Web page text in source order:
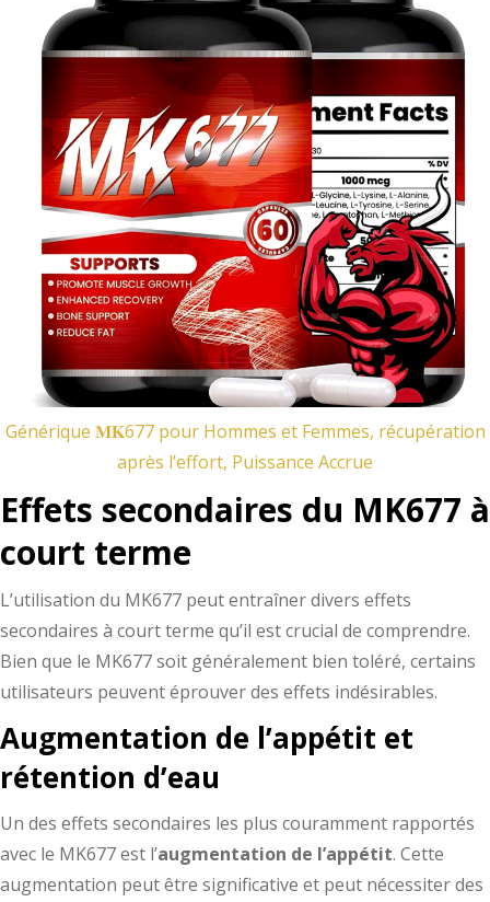
Générique 𝐌𝐊677 pour Hommes et Femmes, récupération
après l’effort, Puissance Accrue
Effets secondaires du MK677 à
court terme
L’utilisation du MK677 peut entraîner divers effets
secondaires à court terme qu’il est crucial de comprendre.
Bien que le MK677 soit généralement bien toléré, certains
utilisateurs peuvent éprouver des effets indésirables.
Augmentation de l’appétit et
rétention d’eau
Un des effets secondaires les plus couramment rapportés
avec le MK677 est l’augmentation de l’appétit. Cette
augmentation peut être significative et peut nécessiter des